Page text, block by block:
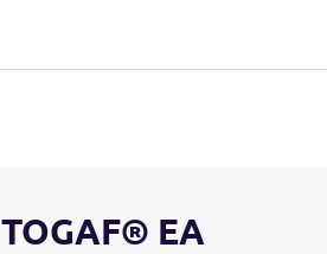
TOGAF® EA